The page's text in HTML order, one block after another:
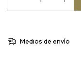
Medios de envío